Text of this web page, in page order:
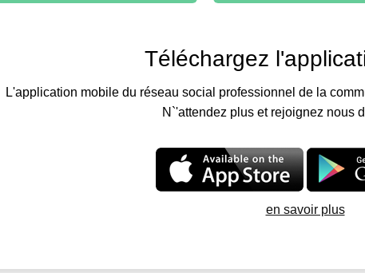
Téléchargez
L'application mobile du réseau social professionnel de la
N`'attendez plus et rejoignez nous
en savoir plus